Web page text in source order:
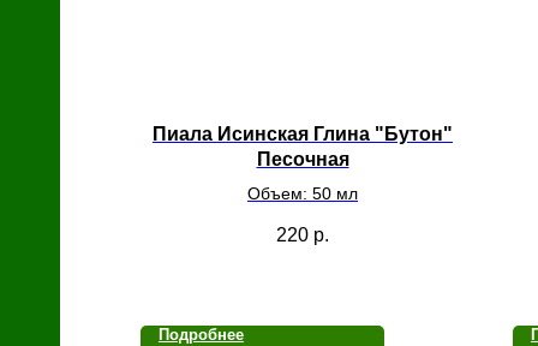
Пиала Исинская Глина "Бутон"
Песочная
Объем: 50 мл
220 р.
Подробнее